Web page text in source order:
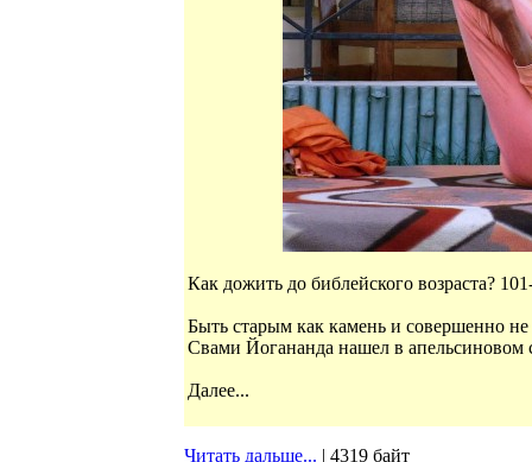
Как дожить до библейского возраста?
Быть старым как камень и совершенно
Свами Йогананда нашел в апельсиновом
Далее...
Читать дальше... | 4319 байт